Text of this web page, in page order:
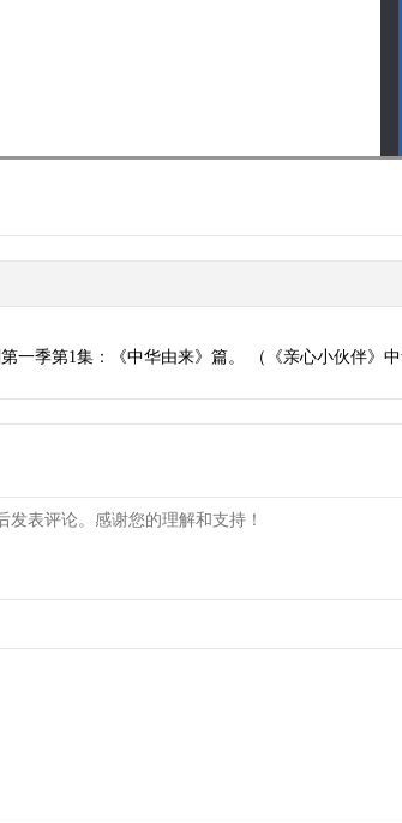
一季第1集：《中华由来》篇。 （《亲心小伙伴》